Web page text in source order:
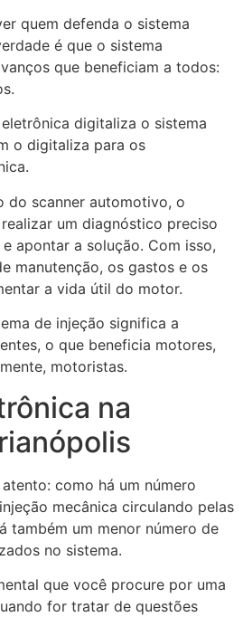
quem defenda o sistema
é que o sistema
que beneficiam a todos:
digitaliza o sistema
o digitaliza para os
do scanner automotivo, o
um diagnóstico preciso
apontar a solução. Com isso,
manutenção, os gastos e os
a vida útil do motor.
de injeção significa a
o que beneficia motores,
motoristas.
na
como há um número
mecânica circulando pelas
também um menor número de
no sistema.
que você procure por uma
for tratar de questões